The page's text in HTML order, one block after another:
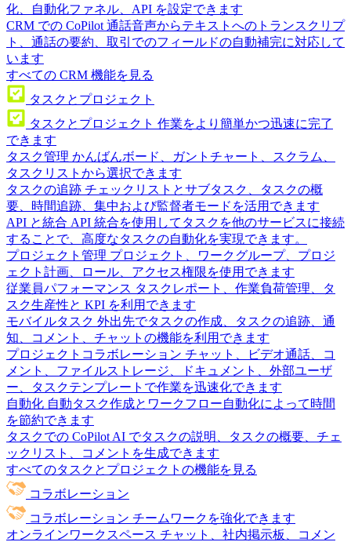
化、自動化ファネル、API を設定できます
CRM での CoPilot 通話音声からテキストへのトランスクリプ
ト、通話の要約、取引でのフィールドの自動補完に対応して
います
すべての CRM 機能を見る
タスクとプロジェクト
タスクとプロジェクト 作業をより簡単かつ迅速に完了
できます
タスク管理 かんばんボード、ガントチャート、スクラム、
タスクリストから選択できます
タスクの追跡 チェックリストとサブタスク、タスクの概
要、時間追跡、集中および監督者モードを活用できます
API と統合 API 統合を使用してタスクを他のサービスに接続
することで、高度なタスクの自動化を実現できます。
プロジェクト管理 プロジェクト、ワークグループ、プロジ
ェクト計画、ロール、アクセス権限を使用できます
従業員パフォーマンス タスクレポート、作業負荷管理、タ
スク生産性と KPI を利用できます
モバイルタスク 外出先でタスクの作成、タスクの追跡、通
知、コメント、チャットの機能を利用できます
プロジェクトコラボレーション チャット、ビデオ通話、コ
メント、ファイルストレージ、ドキュメント、外部ユーザ
ー、タスクテンプレートで作業を迅速化できます
自動化 自動タスク作成とワークフロー自動化によって時間
を節約できます
タスクでの CoPilot AI でタスクの説明、タスクの概要、チェ
ックリスト、コメントを生成できます
すべてのタスクとプロジェクトの機能を見る
コラボレーション
コラボレーション チームワークを強化できます
オンラインワークスペース チャット、社内掲示板、コメン